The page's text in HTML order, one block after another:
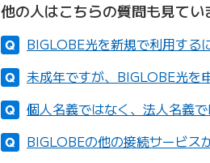
他の人はこちらの質問も見てい
BIGLOBE光を新規で利用する
未成年ですが、BIGLOBE光を
個人名義ではなく、法人名義
BIGLOBEの他の接続サービス